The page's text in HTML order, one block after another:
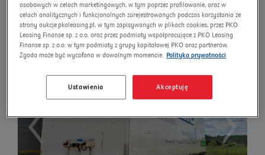
Nowa cena
osobowych w celach marketingowych, w tym poprzez profilowanie, oraz w
celach analitycznych i funkcjonalnych zarejestrowanych podczas korzystania ze
strony aukcje.pkoleasing.pl, w tym zapisywanych w plikach cookies, przez PKO
Leasing Finanse sp. z o.o. oraz przez podmioty współpracujące z PKO Leasing
Finanse sp. z o.o. w tym podmioty z grupy kapitałowej PKO oraz partnerów.
Zgoda może być wycofana w dowolnym momencie. Polityka prywatności
Akceptuję
Ustawienia